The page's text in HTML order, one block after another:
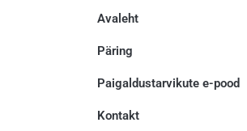
Avaleht
Päring
Paigaldustarvikute e-pood
Kontakt